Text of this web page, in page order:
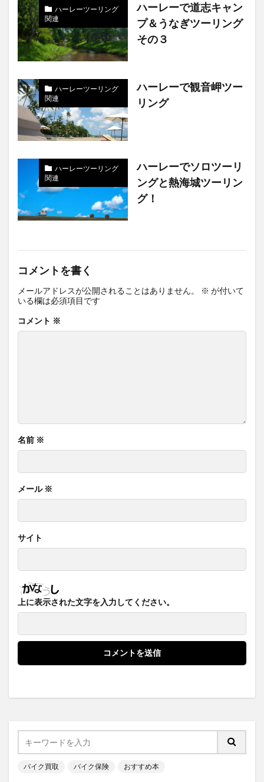
ハーレーツーリング
関連
ハーレーで道志キャン
プ＆うなぎツーリング
その３
ハーレーツーリング
関連
ハーレーで観音岬ツー
リング
ハーレーツーリング
関連
ハーレーでソロツーリ
ングと熱海城ツーリン
グ！
コメントを書く
メールアドレスが公開されることはありません。 ※ が付いて
いる欄は必須項目です
コメント ※
名前 ※
メール ※
サイト
上に表示された文字を入力してください。
バイク買取 バイク保険 おすすめ本